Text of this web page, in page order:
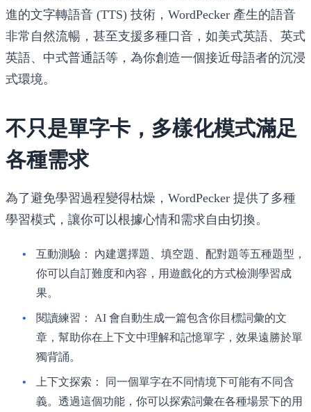
進的文字轉語音 (TTS) 技術，WordPecker 產生的語音
非常自然流暢，甚至支援多種口音，如美式英語、英式
英語、中式普通話等，為你創造一個接近母語者的沉浸
式環境。
不只是單字卡，多樣化模式滿足
各種需求
為了避免學習過程變得枯燥，WordPecker 提供了多種
學習模式，讓你可以根據心情和需求自由切換。
互動測驗：
內建選擇題、填空題、配對題等五種題型，
你可以自訂難度和內容，用遊戲化的方式檢測學習成
果。
閱讀練習：
AI 會自動生成一篇包含你目標詞彙的文
章，幫助你在上下文中理解和記憶單字，效果遠勝於單
獨背誦。
上下文探索：
同一個單字在不同情境下可能有不同含
義。透過這個功能，你可以探索詞彙在各種場景下的用